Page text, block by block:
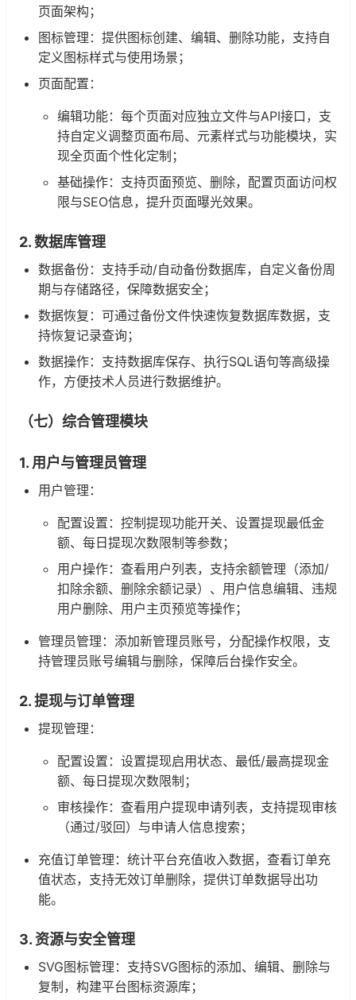
页面架构；
图标管理：提供图标创建、编辑、删除功能，支持自
定义图标样式与使用场景；
页面配置：
编辑功能：每个页面对应独立文件与API接口，支
持自定义调整页面布局、元素样式与功能模块，实
现全页面个性化定制；
基础操作：支持页面预览、删除，配置页面访问权
限与SEO信息，提升页面曝光效果。
2. 数据库管理
数据备份：支持手动/自动备份数据库，自定义备份周
期与存储路径，保障数据安全；
数据恢复：可通过备份文件快速恢复数据库数据，支
持恢复记录查询；
数据操作：支持数据库保存、执行SQL语句等高级操
作，方便技术人员进行数据维护。
（七）综合管理模块
1. 用户与管理员管理
用户管理：
配置设置：控制提现功能开关、设置提现最低金
额、每日提现次数限制等参数；
用户操作：查看用户列表，支持余额管理（添加/
扣除余额、删除余额记录）、用户信息编辑、违规
用户删除、用户主页预览等操作；
管理员管理：添加新管理员账号，分配操作权限，支
持管理员账号编辑与删除，保障后台操作安全。
2. 提现与订单管理
提现管理：
配置设置：设置提现启用状态、最低/最高提现金
额、每日提现次数限制；
审核操作：查看用户提现申请列表，支持提现审核
（通过/驳回）与申请人信息搜索；
充值订单管理：统计平台充值收入数据，查看订单充
值状态，支持无效订单删除，提供订单数据导出功
能。
3. 资源与安全管理
SVG图标管理：支持SVG图标的添加、编辑、删除与
复制，构建平台图标资源库；